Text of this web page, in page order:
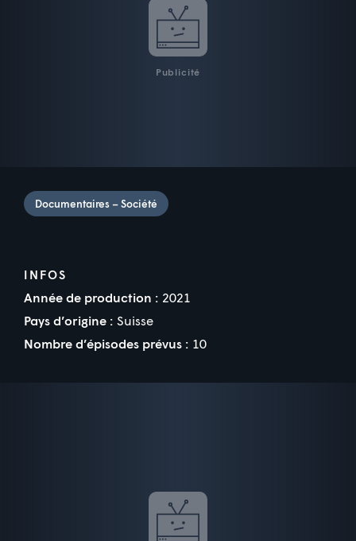
Publicité
Documentaires – Société
INFOS
Année de production : 2021
Pays d’origine : Suisse
Nombre d’épisodes prévus : 10